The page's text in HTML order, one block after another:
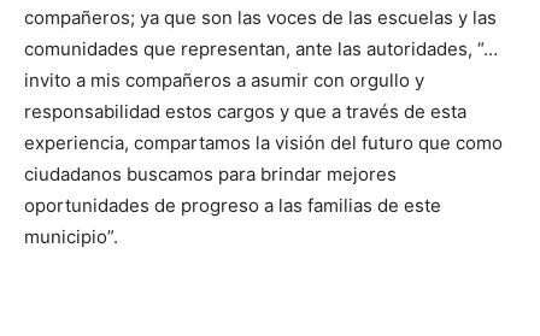
compañeros; ya que son las voces de las escuelas y las
comunidades que representan, ante las autoridades, “…
invito a mis compañeros a asumir con orgullo y
responsabilidad estos cargos y que a través de esta
experiencia, compartamos la visión del futuro que como
ciudadanos buscamos para brindar mejores
oportunidades de progreso a las familias de este
municipio”.